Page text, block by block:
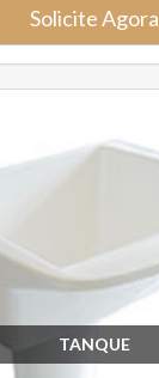
Solicite Agora
TANQUE